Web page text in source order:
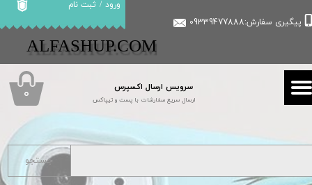
سرویس ارسال اکسپرس
ارسال سریع سفارشات با پست و تیپاکس
پیگیری سفارش:09339477888
ورود / ثبت نام
حساب کاربری من
تغییر گذر واژه
سفارشات
​​ALFASHUP.COM
۰
جستجو